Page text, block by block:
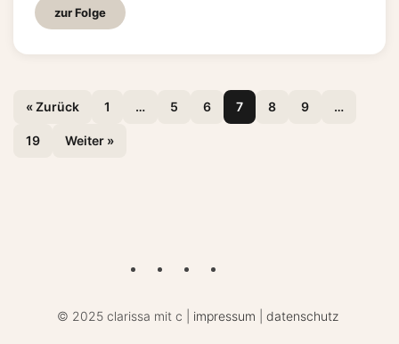
zur Folge
« Zurück 1 … 5 6 7 8 9 …
19 Weiter »
© 2025 clarissa mit c | impressum datenschutz